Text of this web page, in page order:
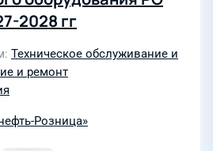
2028 гг
Техническое обслуживание и
и ремонт
Розница»